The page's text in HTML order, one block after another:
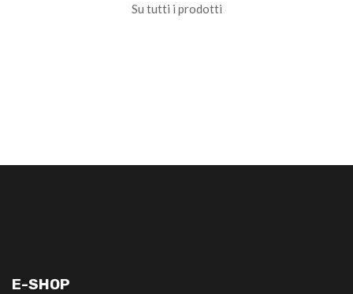
Su tutti i prodotti
E-SHOP